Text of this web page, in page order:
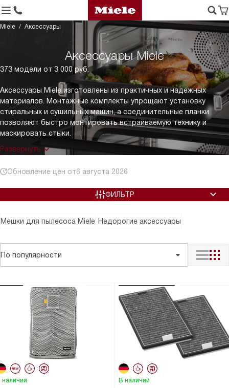
Miele Аксессуары
Аксессуары Miele
373 модели от 3 000 руб.
Аксессуары Miele изготовлены из практичных и надежных
материалов. Монтажные комплекты упрощают установку
стиральных и сушильных машин, а соединительные планки
позволяют быстро монтировать встраиваемую технику и
маскировать стыки.
Развернуть
Обновление цен от6 августа 2026
ФИЛЬТР
Мешки для пылесоса Miele Недорогие аксессуары
По популярности
наличии В наличии